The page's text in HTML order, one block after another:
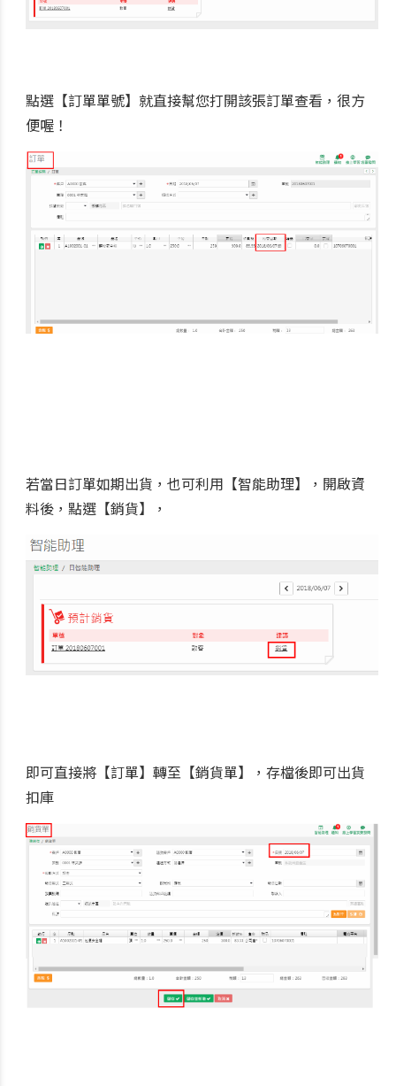
點選【訂單單號】就直接幫您打開該張訂單查看，很方
便喔！
若當日訂單如期出貨，也可利用【智能助理】，開啟資
料後，點選【銷貨】，
即可直接將【訂單】轉至【銷貨單】，存檔後即可出貨
扣庫